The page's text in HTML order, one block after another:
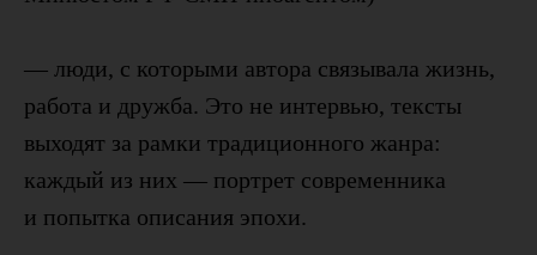
— люди, с которыми автора связывала жизнь,
работа и дружба. Это не интервью, тексты
выходят за рамки традиционного жанра:
каждый из них — портрет современника
и попытка описания эпохи.